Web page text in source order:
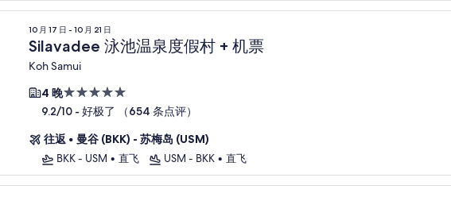
10 月 17 日 - 10 月 21 日
Silavadee 泳池温泉度假村 + 机票
Koh Samui
4 晚5.0
星
宿
9.2/10 - 好极了 （654 条点评）
往返 • 曼谷 (BKK) - 苏梅岛 (USM)
BKK - USM • 直飞 USM - BKK • 直飞